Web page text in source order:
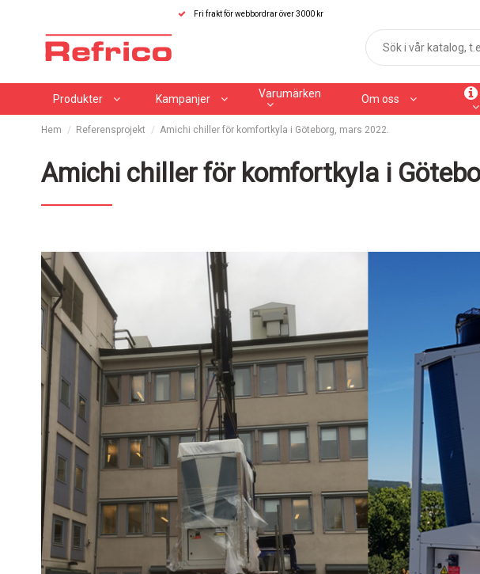
Fri frakt för webbordrar över 3000 kr
Produkter Kampanjer Varumärken Om oss
Hem Referensprojekt Amichi chiller för komfortkyla i Göteborg, mars 2022.
Amichi chiller för komfortkyla i